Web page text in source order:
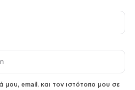
μου, email, και τον ιστότοπο μου σε